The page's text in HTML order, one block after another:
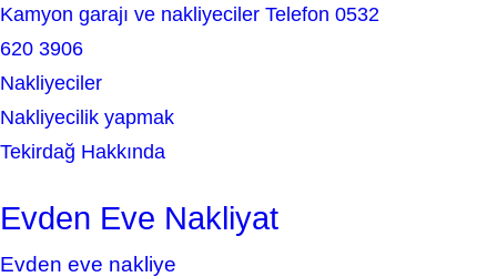
Kamyon garajı ve nakliyeciler Telefon 0532
620 3906
Nakliyeciler
Nakliyecilik yapmak
Tekirdağ Hakkında
Evden Eve Nakliyat
Evden eve nakliye